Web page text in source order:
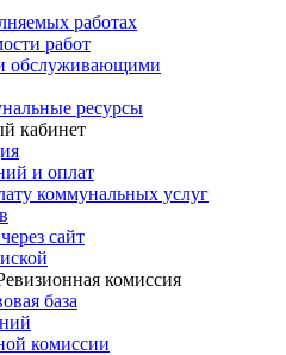
работах
работ
обслуживающими
ресурсы
кабинет
и оплат
коммунальных услуг
сайт
комиссия
база
комиссии